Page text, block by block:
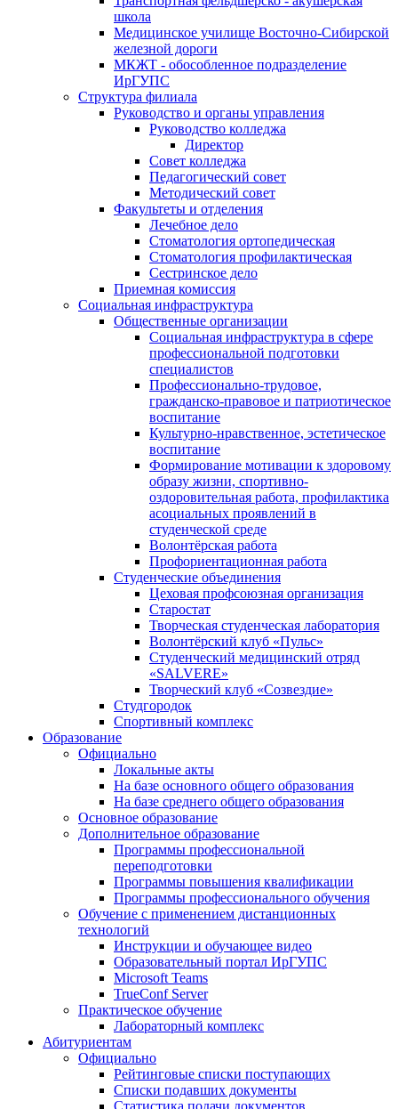
школа
Медицинское училище Восточно-Сибирской
железной дороги
МКЖТ - обособленное подразделение
ИрГУПС
Структура филиала
Руководство и органы управления
Руководство колледжа
Директор
Совет колледжа
Педагогический совет
Методический совет
Факультеты и отделения
Лечебное дело
Стоматология ортопедическая
Стоматология профилактическая
Сестринское дело
Приемная комиссия
Социальная инфраструктура
Общественные организации
Социальная инфраструктура в сфере
профессиональной подготовки
специалистов
Профессионально-трудовое,
гражданско-правовое и патриотическое
воспитание
Культурно-нравственное, эстетическое
воспитание
Формирование мотивации к здоровому
образу жизни, спортивно-
оздоровительная работа, профилактика
асоциальных проявлений в
студенческой среде
Волонтёрская работа
Профориентационная работа
Студенческие объединения
Цеховая профсоюзная организация
Старостат
Творческая студенческая лаборатория
Волонтёрский клуб «Пульс»
Студенческий медицинский отряд
«SALVERE»
Творческий клуб «Созвездие»
Студгородок
Спортивный комплекс
Образование
Официально
Локальные акты
На базе основного общего образования
На базе среднего общего образования
Основное образование
Дополнительное образование
Программы профессиональной
переподготовки
Программы повышения квалификации
Программы профессионального обучения
Обучение с применением дистанционных
технологий
Инструкции и обучающее видео
Образовательный портал ИрГУПС
Microsoft Teams
TrueConf Server
Практическое обучение
Лабораторный комплекс
Абитуриентам
Официально
Рейтинговые списки поступающих
Списки подавших документы
Статистика подачи документов